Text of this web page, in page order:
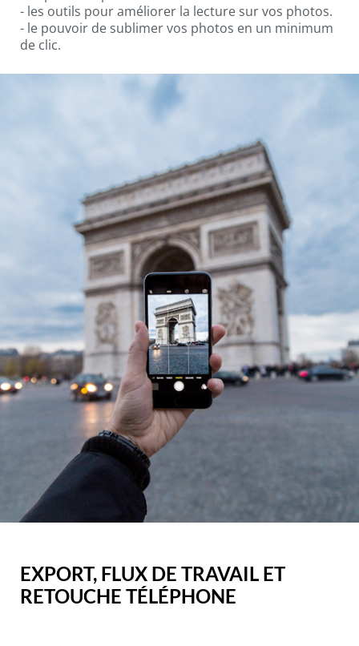
- les outils pour améliorer la lecture sur vos photos.
- le pouvoir de sublimer vos photos en un minimum
de clic.
EXPORT, FLUX DE TRAVAIL ET
RETOUCHE TÉLÉPHONE